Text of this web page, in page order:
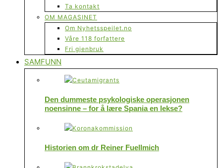
Ta kontakt
OM MAGASINET
Om Nyhetsspeilet.no
Våre 118 forfattere
Fri gjenbruk
SAMFUNN
Den dummeste psykologiske operasjonen
noensinne – for å lære Spania en lekse?
Historien om dr Reiner Fuellmich